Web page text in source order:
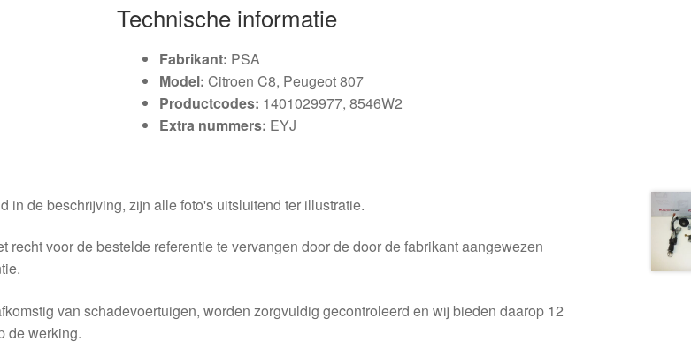
Technische informatie
Fabrikant: PSA
Model: Citroen C8, Peugeot 807
Productcodes: 1401029977, 8546W2
Extra nummers: EYJ
in de beschrijving, zijn alle foto's uitsluitend ter illustratie.
recht voor de bestelde referentie te vervangen door de door de fabrikant aangewezen
van schadevoertuigen, worden zorgvuldig gecontroleerd en wij bieden daarop 12
de werking.